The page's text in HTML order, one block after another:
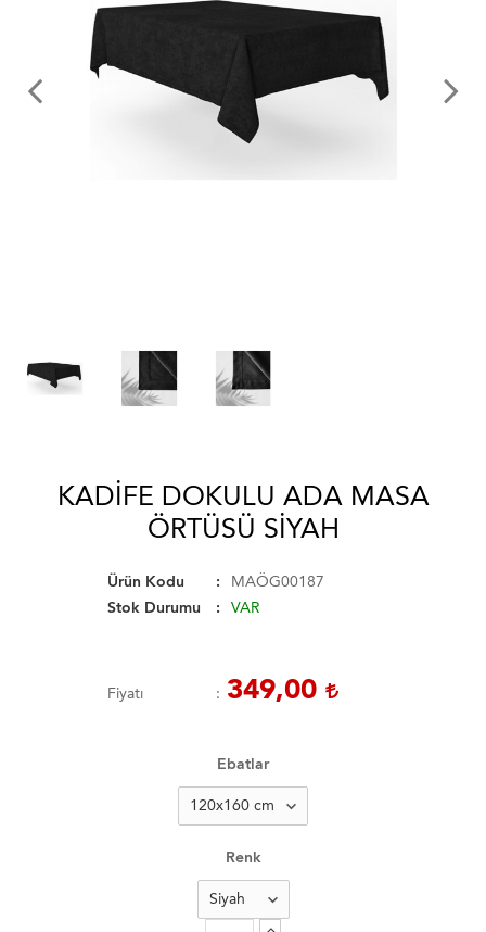
KADIFE DOKULU ADA MASA
ÖRTÜSÜ SIYAH
Ürün Kodu
MAÖG00187
Stok Durumu
VAR
Fiyatı 349,00
Ebatlar
Renk